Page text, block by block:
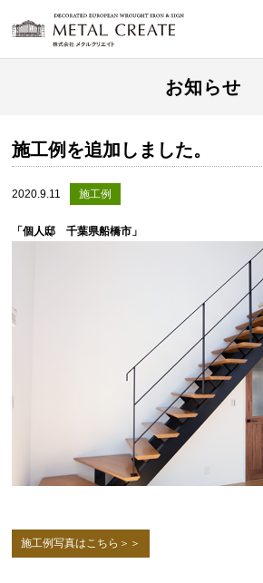
お知らせ
施工例を追加しました。
2020.9.11 施工例
「個人邸 千葉県船橋市」
施工例写真はこちら＞＞